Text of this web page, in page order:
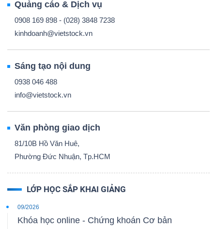
Quảng cáo & Dịch vụ
0908 169 898 - (028) 3848 7238
kinhdoanh@vietstock.vn
Sáng tạo nội dung
0938 046 488
info@vietstock.vn
Văn phòng giao dịch
81/10B Hồ Văn Huê,
Phường Đức Nhuận, Tp.HCM
LỚP HỌC SẮP KHAI GIẢNG
09/2026
Khóa học online - Chứng khoán Cơ bản